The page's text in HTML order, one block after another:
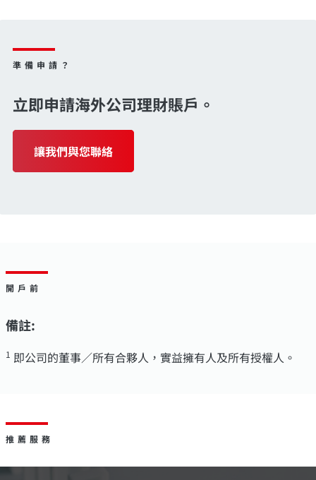
準備申請？
立即申請海外公司理財賬戶。
讓我們與您聯絡
開戶前
備註:
1 即公司的董事／所有合夥人，實益擁有人及所有授權人。
推薦服務